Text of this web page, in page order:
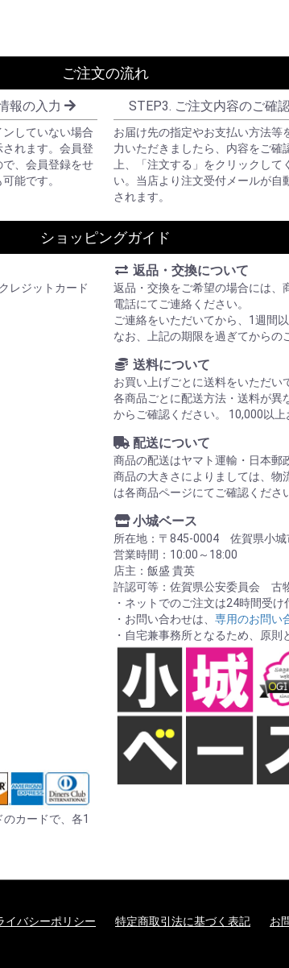
ご注文の流れ
報の入力
していない場合
れます。会員登
、会員登録をせ
能です。
STEP3. ご注文内容のご確
お届け先の指定やお支払い方法等
力いただきましたら、内容をご確
上、「注文する」をクリックして
い。当店より注文受付メールが自
されます。
ショッピングガイド
レジットカード
カードで、各1
返品・交換について
返品・交換をご希望の場合には、
電話にてご連絡ください。
ご連絡をいただいてから、1週間
なお、上記の期限を過ぎてからの
送料について
お買い上げごとに送料をいただい
各商品ごとに配送方法・送料が異
からご確認ください。 10,000以
配送について
商品の配送はヤマト運輸・日本郵
商品の大きさによりましては、物
は各商品ページにてご確認くださ
小城ベース
所在地：〒845-0004 佐賀県小城
営業時間：10:00～18:00
店主：飯盛 貴英
許認可等：佐賀県公安委員会
・ネットでのご注文は24時間受け
・お問い合わせは、 専用のお問い
・自宅兼事務所となるため、原則
イバシーポリシー 特定商取引法に基づく表記 お